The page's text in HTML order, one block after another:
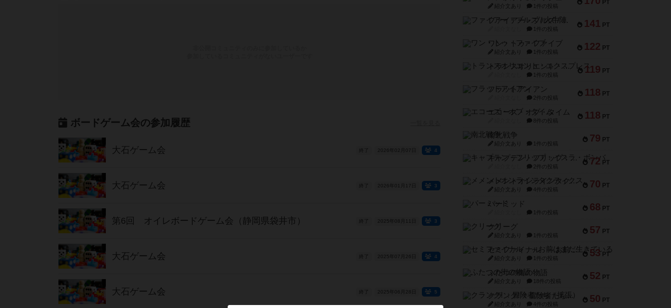
ボードゲーム会の参加履歴
大石ゲーム会 終了 2026年02月07日 4
大石ゲーム会 終了 2026年01月17日 3
第6回 オイレボードゲーム会（静岡県袋井市） 終了 2025年08月11日 3
大石ゲーム会 終了 2025年07月26日 4
大石ゲーム会 終了 2025年06月28日 5
PT
紹介文あり 1件の投稿
141 PT
ファイアー・ブルズ / 火牛陣
1件の投稿
122 PT
ワン・トゥ・ファイブ
紹介文あり 1件の投稿
119 PT
トランスオリエント・エクスプレス
1件の投稿
118 PT
フラットアイアン
2件の投稿
118 PT
エコーズ・オブ・タイム
8件の投稿
79 PT
南北戦争
紹介文あり 1件の投稿
72 PT
キャプテン・フリップ：イスラ・ボンバ
2件の投稿
70 PT
メメントオンラインタクティクス
紹介文あり 4件の投稿
68 PT
パーミッド
1件の投稿
57 PT
クリーグ
紹介文あり 1件の投稿
53 PT
セミファイナル ～お前はまだ生きている～
紹介文あり 1件の投稿
52 PT
ふたつの街の物語
紹介文あり 18件の投稿
50 PT
クランク! ：冒険者たち（拡張）
紹介文あり 4件の投稿